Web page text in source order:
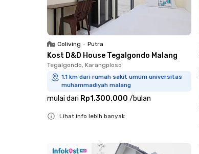
Coliving • Putra
Kost D&D House Tegalgondo Malang
Tegalgondo, Karangploso
1.1 km dari rumah sakit umum universitas
muhammadiyah malang
mulai dari Rp1.300.000 /bulan
Lihat info lebih banyak